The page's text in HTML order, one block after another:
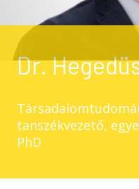
Dr.
tanszékvezető,
PhD